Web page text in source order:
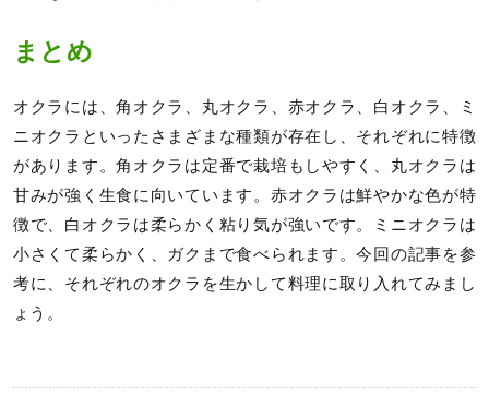
まとめ
オクラには、角オクラ、丸オクラ、赤オクラ、白オクラ、ミ
ニオクラといったさまざまな種類が存在し、それぞれに特徴
があります。角オクラは定番で栽培もしやすく、丸オクラは
甘みが強く生食に向いています。赤オクラは鮮やかな色が特
徴で、白オクラは柔らかく粘り気が強いです。ミニオクラは
小さくて柔らかく、ガクまで食べられます。今回の記事を参
考に、それぞれのオクラを生かして料理に取り入れてみまし
ょう。